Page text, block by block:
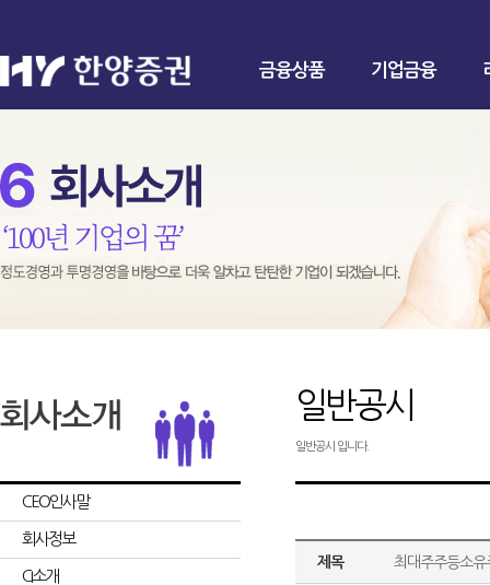
금융상품 기업금융
CEO인사말
회사정보
CI소개
일반공시
일반공시 입니다.
제목 최대주주등소유